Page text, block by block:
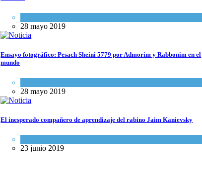
28 mayo 2019
Ensayo fotográfico: Pesach Sheini 5779 por Admorim y Rabbonim en el
mundo
28 mayo 2019
El inesperado compañero de aprendizaje del rabino Jaim Kanievsky
23 junio 2019